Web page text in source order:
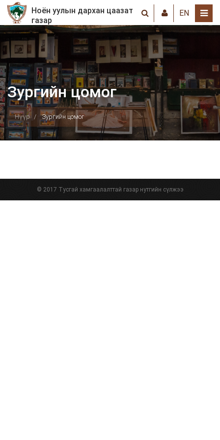
Ноён уулын дархан цаазат
газар
EN
Зургийн цомог
Нүүр Зургийн цомог
© 2017 Тусгай хамгаалалттай газар нутгийн сүлжээ